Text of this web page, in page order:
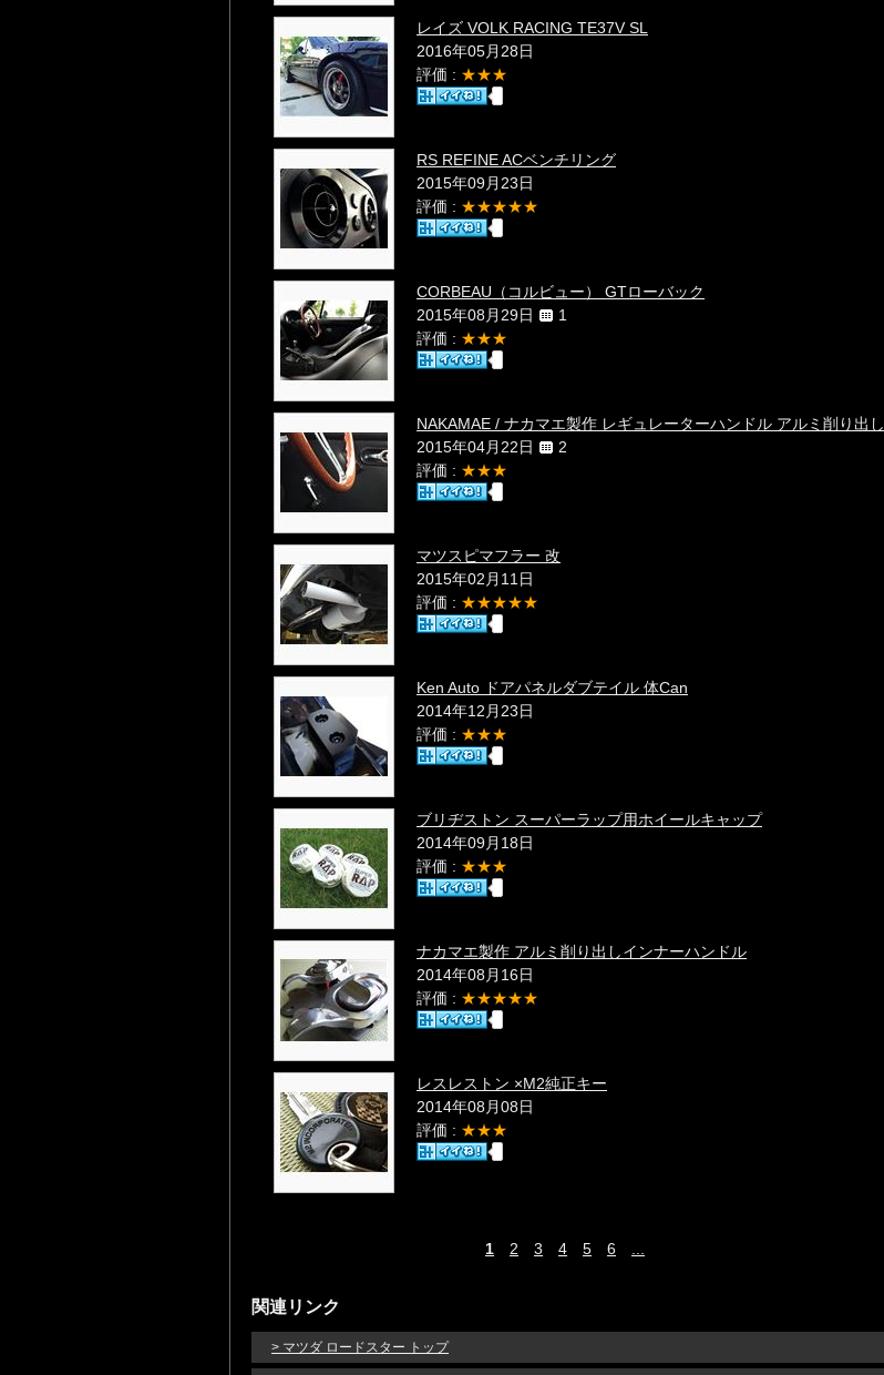
レイズ VOLK RACING TE37V SL
2016年05月28日
評価 : ★★★
RS REFINE ACベンチリング
2015年09月23日
評価 : ★★★★★
CORBEAU（コルビュー） GTローバック
2015年08月29日
1
評価 : ★★★
NAKAMAE / ナカマエ製作 レギュレーターハンドル アルミ削り出し
2015年04月22日
2
評価 : ★★★
マツスピマフラー 改
2015年02月11日
評価 : ★★★★★
Ken Auto ドアパネルダブテイル 体Can
2014年12月23日
評価 : ★★★
ブリヂストン スーパーラップ用ホイールキャップ
2014年09月18日
評価 : ★★★
ナカマエ製作 アルミ削り出しインナーハンドル
2014年08月16日
評価 : ★★★★★
レスレストン ×M2純正キー
2014年08月08日
評価 : ★★★
1 2 3 4 5 6
関連リンク
> マツダ ロードスター トップ